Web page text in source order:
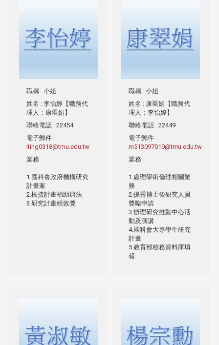
職稱 : 小姐
姓名 : 李怡婷【職務代
理人：康翠娟】
聯絡電話 : 22454
電子郵件 :
iting0318@tmu.edu.tw
業務
:
1.國科會政府機構研究
計畫案
2.橋接計畫補助辦法
3.研究計畫績效獎
職稱 : 小姐
姓名 : 康翠娟【職務代
理人：李怡婷】
聯絡電話 : 22449
電子郵件 :
m513097010@tmu.edu.tw
業務
:
1.處理學術倫理相關業
務
2.優秀博士後研究人員
獎勵申請
3.辦理研究推動中心活
動及演講
4.國科會大專學生研究
計畫
5.教育部校務資料庫填
報